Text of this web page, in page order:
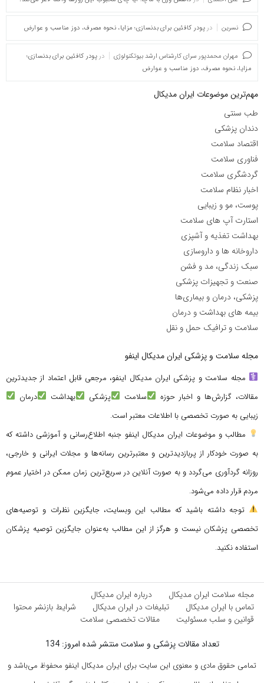
نسرین در پودر کافئین برای بدنسازی؛ مزایا، نحوه مصرف، دوز مناسب و عوارض
مهران محمدپور سرای کارشناس ارشد بیوتکنولوژی در پودر کافئین برای بدنسازی؛
مزایا، نحوه مصرف، دوز مناسب و عوارض
مهم‌ترین موضوعات ایران مدیکال
طب سنتی
دندان پزشکی
اقتصاد سلامت
فناوری سلامت
گردشگری سلامت
اخبار نظام سلامت
پوست، مو و زیبایی
استارت آپ های سلامت
بهداشت تغذیه و آشپزی
داروخانه ها و داروسازی
سبک زندگی، مد و فشن
صنعت و تجهیزات پزشکی
پزشکی، درمان و بیماری‌ها
بیمه های بهداشت و درمان
سلامت و ترافیک حمل و نقل
مجله سلامت و پزشکی ایران مدیکال اینفو
مجله سلامت و پزشکی ایران مدیکال اینفو، مرجعی قابل اعتماد از جدیدترین
مقالات، گزارش‌ها و اخبار حوزه
سلامت پزشکی بهداشت
درمان
زیبایی به صورت تخصصی با اطلاعات معتبر است.
مطالب و موضوعات ایران مدیکال اینفو جنبه اطلاع‌رسانی و آموزشی داشته که
به صورت خودکار از پربازدیدترین و معتبرترین رسانه‌ها و مجلات ایرانی و خارجی،
روزانه گردآوری می‌گردد و به صورت آنلاین در سریع‌ترین زمان ممکن در اختیار عموم
مردم قرار داده می‌شود.
توجه داشته باشید که مطالب این وبسایت، جایگزین نظرات و توصیه‌های
تخصصی پزشکان نیست و هرگز از این مطالب به‌عنوان جایگزین توصیه پزشکان
استفاده نکنید.
مجله سلامت ایران مدیکال
درباره ایران مدیکال
تماس با ایران مدیکال
تبلیغات در ایران مدیکال
شرایط بازنشر محتوا
قوانین و سلب مسئولیت
مقالات تخصصی سلامت
تعداد مقالات پزشکی و سلامت منتشر شده امروز: 134
تمامی حقوق مادی و معنوی این سایت برای ایران مدیکال اینفو محفوظ می‌باشد و